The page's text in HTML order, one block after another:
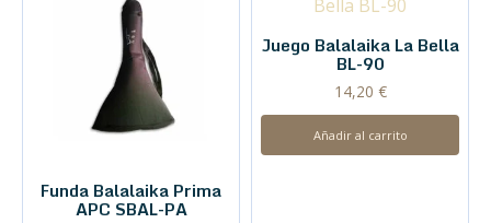
Funda Balalaika Prima
APC SBAL-PA
Juego Balalaika La Bella
BL-90
14,20 €
Añadir al carrito